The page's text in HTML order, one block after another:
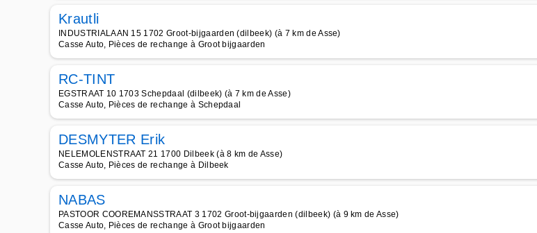
Krautli
INDUSTRIALAAN 15 1702 Groot-bijgaarden (dilbeek) (à 7 km de Asse)
Casse Auto, Pièces de rechange à Groot bijgaarden
RC-TINT
EGSTRAAT 10 1703 Schepdaal (dilbeek) (à 7 km de Asse)
Casse Auto, Pièces de rechange à Schepdaal
DESMYTER Erik
NELEMOLENSTRAAT 21 1700 Dilbeek (à 8 km de Asse)
Casse Auto, Pièces de rechange à Dilbeek
NABAS
PASTOOR COOREMANSSTRAAT 3 1702 Groot-bijgaarden (dilbeek) (à 9 km de Asse)
Casse Auto, Pièces de rechange à Groot bijgaarden